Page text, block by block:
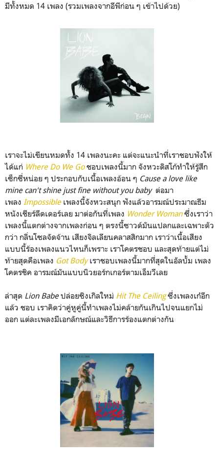
มีทั้งหมด 14 เพลง (รวมเพลงจากอีพีก่อน ๆ เข้าไปด้วย)
เราจะไม่เขียนหมดทั้ง 14 เพลงนะคะ แต่จะแนะนำที่เราชอบฟังให้
ได้แก่ Where Do We Go ชอบเพลงนี้มาก จังหวะดิสโก้ทำให้รู้สึก
เซ็กซี่หน่อย ๆ ประกอบกับเนื้อเพลงอ้อน ๆ Cause a love like
mine can't shine just fine without you baby ต่อมา
เพลง Impossible เพลงนี้จังหวะสนุก ฟังแล้วอารมณ์ประมาณธีม
หนังเชียร์ลีดเดอร์เลย มาต่อกันที่เพลง Wonder Womanซึ่งเราว่า
เพลงนี้แตกต่างจากเพลงก่อน ๆ ตรงนี้ซาวด์มันแปลกและเฉพาะตัว
กว่า กลิ่นโซลจัดจ้าน เสียงจิลเลียนคลาสสิกมาก เราว่าเนื้อเสียง
แบบนี้ร้องเพลงแนวไหนก็เพราะ เราโคตรชอบ และสุดท้ายแต่ไม่
ท้ายสุดคือเพลง Got Bodyเราชอบเพลงนี้มากที่สุดในอัลบั้ม เพลง
โคตรชิค อารมณ์มันแบบนิวยอร์กเกอร์ตามเอ็มวีเลย
ล่าสุด Lion Babeปล่อยซิงเกิลใหม่ Hit The Ceilingซึ่งเพลงเก๋อีก
แล้ว ชอบ เราคิดว่าคู่หูคู่นี้ทำเพลงไม่คล้ายกันเกินไปจนแยกไม่
ออก แต่ละเพลงมีเอกลักษณ์และวิธีการร้องแตกต่างกัน